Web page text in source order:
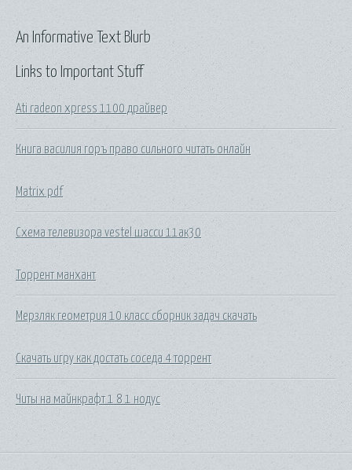
Links to Important Stuff
Ati radeon xpress 1100 драйвер
Книга василия горъ право сильного читать онлайн
Matrix pdf
Схема телевизора vestel шасси 11ак30
Торрент манхант
Мерзляк геометрия 10 класс сборник задач скачать
Скачать игру как достать соседа 4 торрент
Читы на майнкрафт 1 8 1 нодус
An Informative Text Blurb